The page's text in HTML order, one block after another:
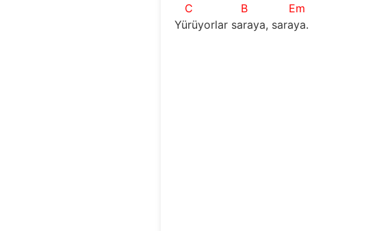
C
B
Em
Yürüyorlar saraya, saraya.